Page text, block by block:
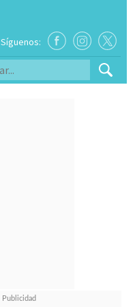
Síguenos: